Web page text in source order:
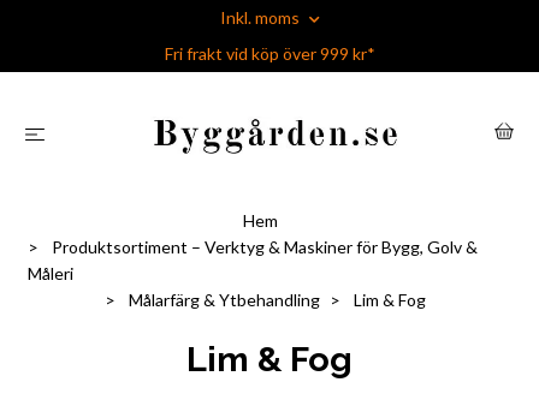
Inkl. moms
Fri frakt vid köp över 999 kr*
Hem
Produktsortiment – Verktyg & Maskiner för Bygg, Golv &
Måleri
Målarfärg & Ytbehandling
Lim & Fog
Lim & Fog